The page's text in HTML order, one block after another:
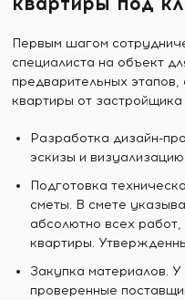
Первым шагом
специалиста на объект
предварительных
квартиры от
Разработка дизайн-
эскизы и
Подготовка
сметы. В смете
абсолютно всех
квартиры.
Закупка материалов. У
проверенные